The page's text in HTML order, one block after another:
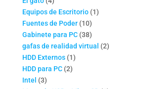
productos
Equipos de Escritorio 11
Fuentes de Poder 1010
productos
Gabinete para PC 3838
productos
gafas de realidad virtual 22
HDD Externos 11
HDD para PC 22
Intel 33